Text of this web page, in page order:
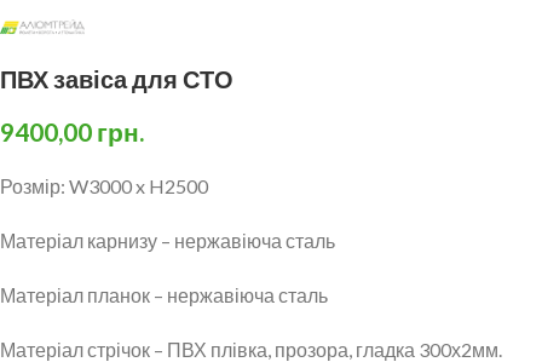
ПВХ завіса для СТО
9400,00 грн.
Розмір: W3000 x H2500
Матеріал карнизу – нержавіюча сталь
Матеріал планок – нержавіюча сталь
Матеріал стрічок – ПВХ плівка, прозора, гладка 300х2мм.